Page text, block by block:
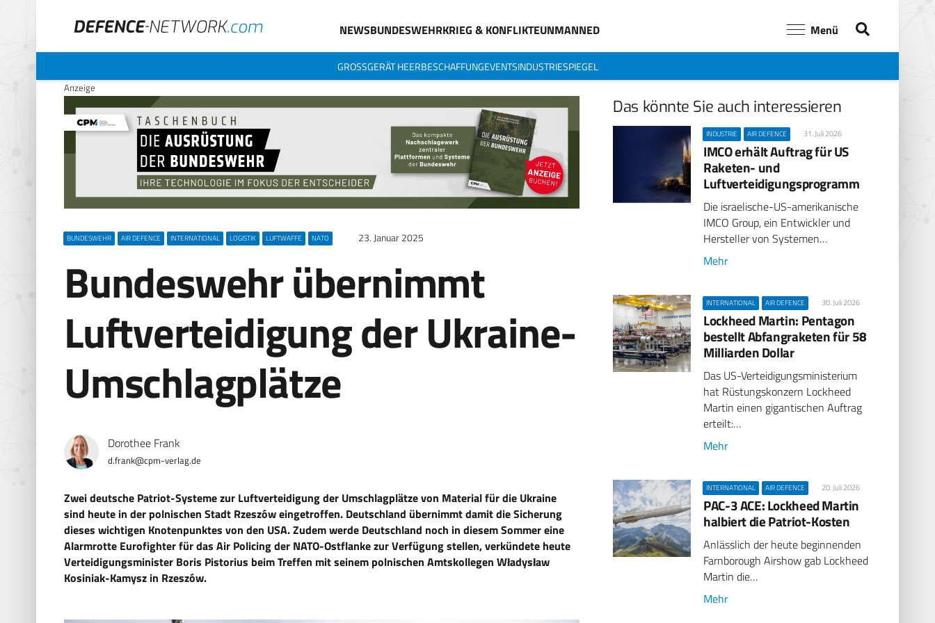
NEWSBUNDESWEHRKRIEG & KONFLIKTEUNMANNED Menü
GROSSGERÄT HEERBESCHAFFUNGEVENTSINDUSTRIESPIEGEL
Anzeige
BUNDESWEHR AIR DEFENCE INTERNATIONAL LOGISTIK LUFTWAFFE NATO 23. Januar 2025
Bundeswehr übernimmt
Luftverteidigung der Ukraine-
Umschlagplätze
Dorothee Frank
d.frank@cpm-verlag.de
Zwei deutsche Patriot-Systeme zur Luftverteidigung der Umschlagplätze von Material für die Ukraine
sind heute in der polnischen Stadt Rzeszów eingetroffen. Deutschland übernimmt damit die Sicherung
dieses wichtigen Knotenpunktes von den USA. Zudem werde Deutschland noch in diesem Sommer eine
Alarmrotte Eurofighter für das Air Policing der NATO-Ostflanke zur Verfügung stellen, verkündete heute
Verteidigungsminister Boris Pistorius beim Treffen mit seinem polnischen Amtskollegen Władysław
Kosiniak-Kamysz in Rzeszów.
Das könnte Sie auch interessieren
INDUSTRIE AIR DEFENCE 31. Juli 2026
IMCO erhält Auftrag für US
Raketen- und
Luftverteidigungsprogramm
Die israelische-US-amerikanische
IMCO Group, ein Entwickler und
Hersteller von Systemen…
Mehr
INTERNATIONAL AIR DEFENCE 30. Juli 2026
Lockheed Martin: Pentagon
bestellt Abfangraketen für 58
Milliarden Dollar
Das US-Verteidigungsministerium
hat Rüstungskonzern Lockheed
Martin einen gigantischen Auftrag
erteilt:…
Mehr
INTERNATIONAL AIR DEFENCE 20. Juli 2026
PAC-3 ACE: Lockheed Martin
halbiert die Patriot-Kosten
Anlässlich der heute beginnenden
Farnborough Airshow gab Lockheed
Martin die…
Mehr